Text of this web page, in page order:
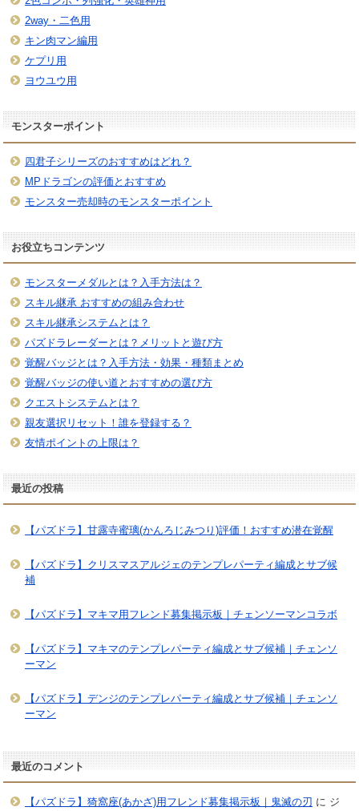
2way・二色用
キン肉マン編用
ケプリ用
ヨウユウ用
モンスターポイント
四君子シリーズのおすすめはどれ？
MPドラゴンの評価とおすすめ
モンスター売却時のモンスターポイント
お役立ちコンテンツ
モンスターメダルとは？入手方法は？
スキル継承 おすすめの組み合わせ
スキル継承システムとは？
パズドラレーダーとは？メリットと遊び方
覚醒バッジとは？入手方法・効果・種類まとめ
覚醒バッジの使い道とおすすめの選び方
クエストシステムとは？
親友選択リセット！誰を登録する？
友情ポイントの上限は？
最近の投稿
【パズドラ】甘露寺蜜璃(かんろじみつり)評価！おすすめ潜在覚醒
【パズドラ】クリスマスアルジェのテンプレパーティ編成とサブ候
補
【パズドラ】マキマ用フレンド募集掲示板｜チェンソーマンコラボ
【パズドラ】マキマのテンプレパーティ編成とサブ候補｜チェンソ
ーマン
【パズドラ】デンジのテンプレパーティ編成とサブ候補｜チェンソ
ーマン
最近のコメント
【パズドラ】猗窩座(あかざ)用フレンド募集掲示板｜鬼滅の刃 に ジ